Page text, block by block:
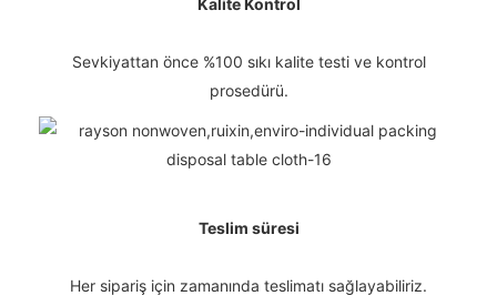
Kalite Kontrol
Sevkiyattan önce %100 sıkı kalite testi ve kontrol
prosedürü.
Teslim süresi
Her sipariş için zamanında teslimatı sağlayabiliriz.